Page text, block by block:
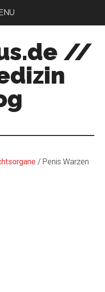
//
/ Penis Warzen